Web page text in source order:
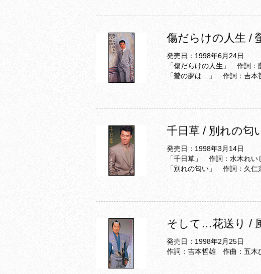
傷だらけの人生 /
発売日：1998年6月24日
「傷だらけの人生」 作詞
「螢の夢は…」 作詞：吉
千日草 / 別れの匂
発売日：1998年3月14日
「千日草」 作詞：水木れ
「別れの匂い」 作詞：久
そして…花送り /
発売日：1998年2月25日
作詞：吉本哲雄 作曲：五木